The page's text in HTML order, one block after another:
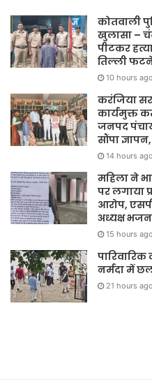
कोतवाली
खुलासा –
पीटकर
तिल्ली
10 hours ago
करंजिया
कार्यमुक्त
जनपद
सौंपा ज्ञापन,
14 hours ago
महिला ने
पर लगाया
आरोप,
अध्यक्ष भजन
15 hours ago
नर्मदा में
21 hours ago